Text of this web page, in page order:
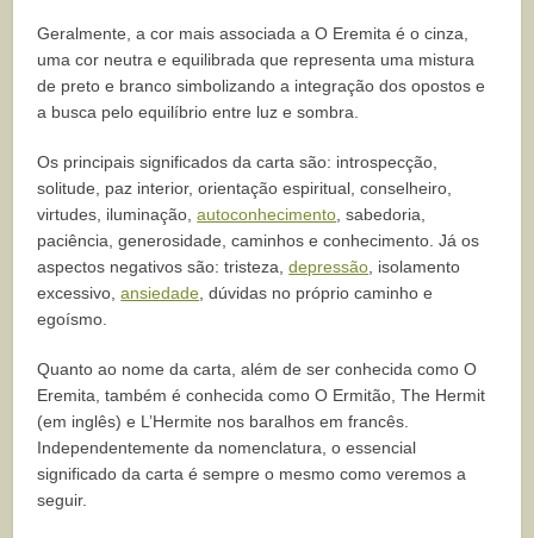
Geralmente, a cor mais associada a O Eremita é o cinza,
uma cor neutra e equilibrada que representa uma mistura
de preto e branco simbolizando a integração dos opostos e
a busca pelo equilíbrio entre luz e sombra.
Os principais significados da carta são: introspecção,
solitude, paz interior, orientação espiritual, conselheiro,
virtudes, iluminação,autoconhecimento , sabedoria,
paciência, generosidade, caminhos e conhecimento. Já os
aspectos negativos são: tristeza,depressão , isolamento
excessivo,ansiedade , dúvidas no próprio caminho e
egoísmo.
Quanto ao nome da carta, além de ser conhecida como O
Eremita, também é conhecida como O Ermitão, The Hermit
(em inglês) e L’Hermite nos baralhos em francês.
Independentemente da nomenclatura, o essencial
significado da carta é sempre o mesmo como veremos a
seguir.